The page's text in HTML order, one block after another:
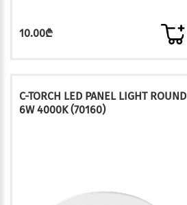
10.00₾
C-TORCH LED PANEL LIGHT ROUND
6W 4000K (70160)